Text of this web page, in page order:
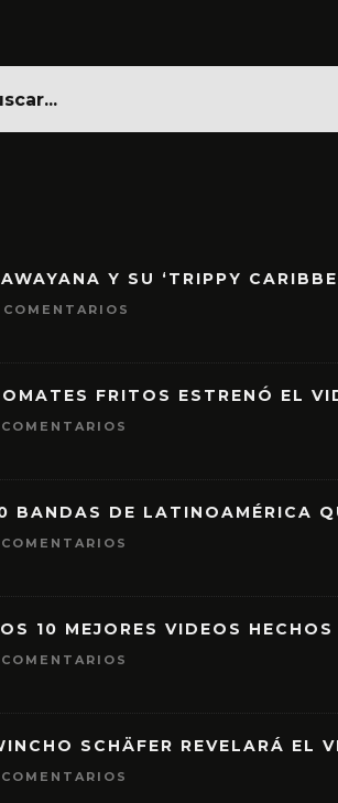
Y SU ‘TRIPPY
COMENTARIOS
FRITOS ESTRENÓ EL
BANDAS DE LATINOAMÉRICA
10 MEJORES VIDEOS
SCHÄFER REVELARÁ EL